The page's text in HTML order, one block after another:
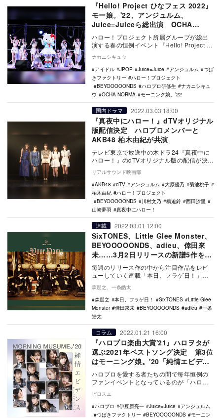
『Hello! Project ひなフェス 2022』
モー娘。'22、アンジュルム、
Juice=Juiceら総出演 OCHA
NORMAとハローキティコラボも
ハロー！プロジェクト所属グループが総出
演する春の恒例イベント『Hello! Project ひ
ナカニシキュウ
アイドル
JPOP Juice=Juice アンジュルム
つば
きファクトリー
ハロー！プロジェクト
BEYOOOOONDS
ハロプロ研修生
ナカニシキュ
ウ
OCHA NORMA モーニング娘。’22
国内ドラマ 2022.03.03 18:00
『真夜中にハロー！』dTVオリジナル
版配信決定 ハロプロメンバーと
AKB48 柏木由紀が共演
テレビ東京で放送中の木ドラ24『真夜中に
ハロー！』のdTVオリジナル版の配信が決定
し、アンジュルムの川村文乃と橋迫鈴、
BEYOO…
リアルサウンド映画部
AKB48
dTV アンジュルム 大原優乃
菊池桃子
柏木由紀
ハロー！プロジェクト
BEYOOOOONDS
川村文乃 橋迫鈴
西田汐里
山崎夢羽
真夜中にハロー！
連載 2022.03.01 12:00
SixTONES、Little Glee Monster、
BEYOOOOONDS、adieu、倖田來
未……3月2日リリースの新譜5作をレ
ビュー
毎週のリリース作の中から注目作品をレビ
ューしていく連載「本日、フラゲ日！」。
今回は3月2日リリースのSixTONES『共
鳴』、L…
森朋之、一条皓太
森朋之
本日、フラゲ日！ SixTONES
Little Glee
Monster
倖田來未 BEYOOOOONDS adieu
一条
皓太
コラム 2022.01.21 16:00
『ハロプロ楽曲大賞'21』ハロヲタが
選ぶ2021年ベストソング決定 第3位
はモーニング娘。'20「純情エビデン
ス」 1位＆2位は？
ハロプロを愛する者たちの間で毎年恒例の
ファンイベントとなっているのが「ハロプ
募り、1年間に…
ピロスエ
ハロプロ
伊豆原亮一 Juice=Juice
アンジュルム
つばきファクトリー
BEYOOOOONDS
モーニン